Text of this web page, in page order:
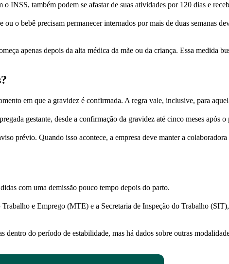
INSS, também podem se afastar de suas atividades por 120 dias e
ou o bebê precisam permanecer internados por mais de duas semanas
apenas depois da alta médica da mãe ou da criança. Essa medida
em que a gravidez é confirmada. A regra vale, inclusive, para
gestante, desde a confirmação da gravidez até cinco meses após o
prévio. Quando isso acontece, a empresa deve manter a
com uma demissão pouco tempo depois do parto.
e Emprego (MTE) e a Secretaria de Inspeção do Trabalho
do período de estabilidade, mas há dados sobre outras